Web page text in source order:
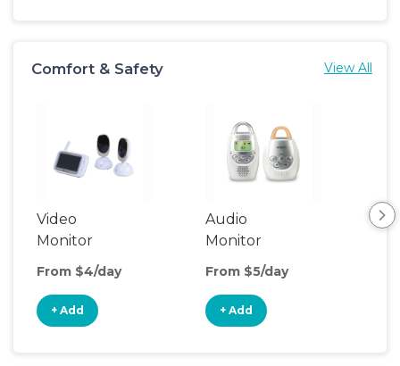
Comfort & Safety View All
Video
Monitor
From $4/day
+ Add
Audio
Monitor
From $5/day
+ Add